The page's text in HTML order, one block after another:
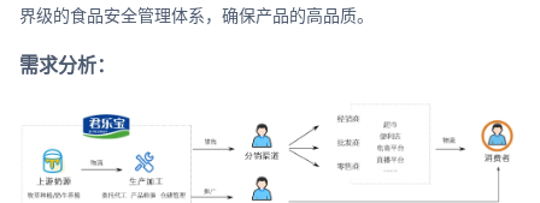
界级的食品安全管理体系，确保产品的高品质。
需求分析：